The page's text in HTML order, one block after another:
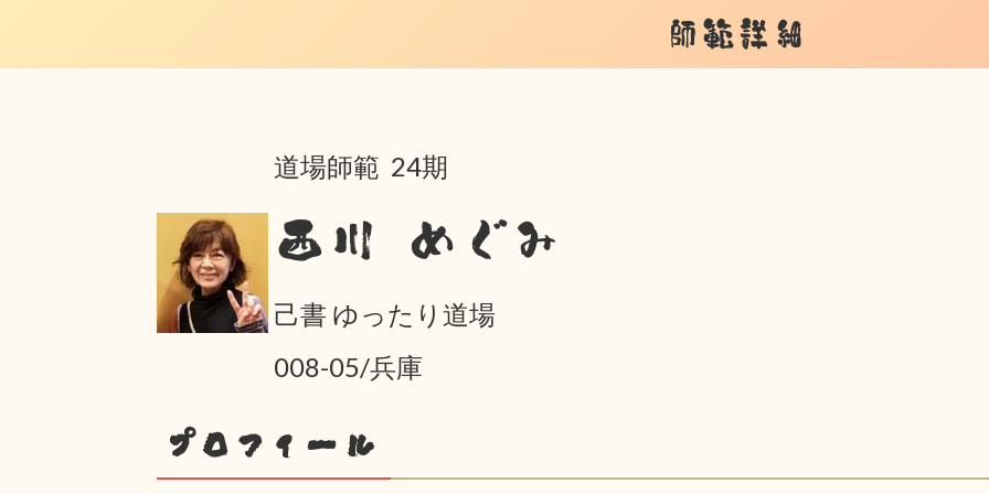
師範詳細
道場師範 24期
西川 めぐみ
己書 ゆったり道場
008-05/兵庫
プロフィール